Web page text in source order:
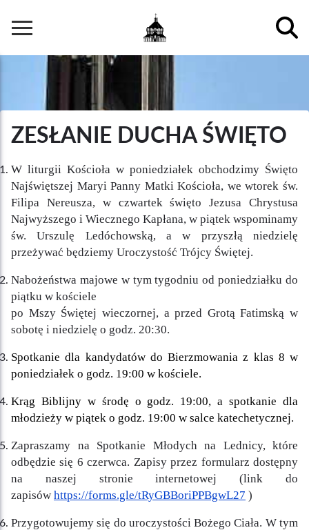
do
treści
Główna
nawigacja
ZESŁANIE DUCHA ŚWIĘTO
W liturgii Kościoła w poniedziałek obchodzimy Święto
Najświętszej Maryi Panny Matki Kościoła, we wtorek św.
Filipa Nereusza, w czwartek święto Jezusa Chrystusa
Najwyższego i Wiecznego Kapłana, w piątek wspominamy
św. Urszulę Ledóchowską, a w przyszłą niedzielę
przeżywać będziemy Uroczystość Trójcy Świętej.
Nabożeństwa majowe w tym tygodniu od poniedziałku do
piątku w kościele
po Mszy Świętej wieczornej, a przed Grotą Fatimską w
sobotę i niedzielę o godz. 20:30.
Spotkanie dla kandydatów do Bierzmowania z klas 8 w
poniedziałek o godz. 19:00 w kościele.
Krąg Biblijny w środę o godz. 19:00, a spotkanie dla
młodzieży w piątek o godz. 19:00 w salce katechetycznej.
Zapraszamy na Spotkanie Młodych na Lednicy, które
odbędzie się 6 czerwca. Zapisy przez formularz dostępny
na naszej stronie internetowej (link do
zapisów https://forms.gle/tRyGBBoriPPBgwL27 )
Przygotowujemy się do uroczystości Bożego Ciała. W tym